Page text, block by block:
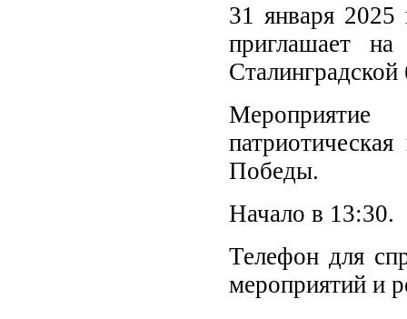
31 января
приглашает на
Сталинградской
Победы.
Начало в 13:30.
Телефон для
мероприятий и